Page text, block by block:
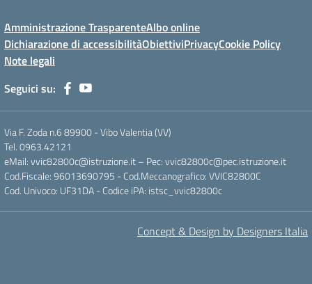
Amministrazione TrasparenteAlbo online
Dichiarazione di accessibilitàObiettiviPrivacyCookie Policy
Note legali
Seguici su:
Via F. Zoda n.6 89900 - Vibo Valentia (VV)
Tel. 0963.42121
eMail: vvic82800c@istruzione.it – Pec: vvic82800c@pec.istruzione.it
Cod.Fiscale: 96013690795 - Cod.Meccanografico: VVIC82800C
Cod. Univoco: UF31DA - Codice iPA: istsc_vvic82800c
Concept & Design by Designers Italia